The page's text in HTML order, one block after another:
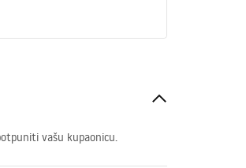
vašu kupaonicu.